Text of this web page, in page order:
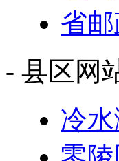
省
- 县区网
冷